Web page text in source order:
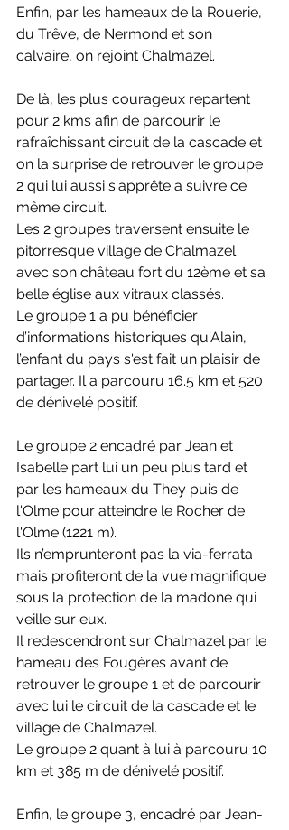
Enfin, par les hameaux de la Rouerie,
du Trêve, de Nermond et son
calvaire, on rejoint Chalmazel.
De là, les plus courageux repartent
pour 2 kms afin de parcourir le
rafraîchissant circuit de la cascade et
on la surprise de retrouver le groupe
2 qui lui aussi s'apprête a suivre ce
même circuit.
Les 2 groupes traversent ensuite le
pitorresque village de Chalmazel
avec son château fort du 12ème et sa
belle église aux vitraux classés.
Le groupe 1 a pu bénéficier
d’informations historiques qu'Alain,
l’enfant du pays s'est fait un plaisir de
partager. Il a parcouru 16.5 km et 520
de dénivelé positif.
Le groupe 2 encadré par Jean et
Isabelle part lui un peu plus tard et
par les hameaux du They puis de
l'Olme pour atteindre le Rocher de
l'Olme (1221 m).
Ils n’emprunteront pas la via-ferrata
mais profiteront de la vue magnifique
sous la protection de la madone qui
veille sur eux.
Il redescendront sur Chalmazel par le
hameau des Fougères avant de
retrouver le groupe 1 et de parcourir
avec lui le circuit de la cascade et le
village de Chalmazel.
Le groupe 2 quant à lui à parcouru 10
km et 385 m de dénivelé positif.
Enfin, le groupe 3, encadré par Jean-